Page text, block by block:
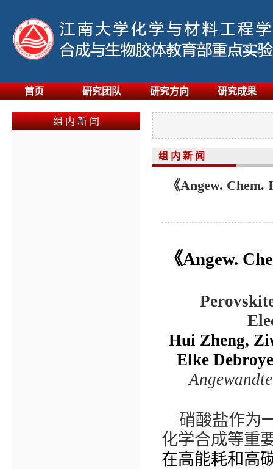
首页 研究团队 研究方向 研究成果
组 内 新 闻
组 内 新 闻
《Angew.
《Angew.
Hui Zheng,
Elke
硝酸盐作为
化学合成等重
在高能耗和高